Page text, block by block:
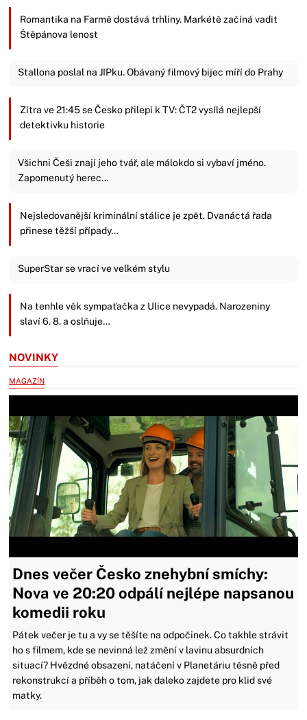
Romantika na Farmě dostává trhliny. Markétě začíná vadit
Štěpánova lenost
Stallona poslal na JIPku. Obávaný filmový bijec míří do Prahy
Zítra ve 21:45 se Česko přilepí k TV: ČT2 vysílá nejlepší
detektivku historie
Všichni Češi znají jeho tvář, ale málokdo si vybaví jméno.
Zapomenutý herec…
Nejsledovanější kriminální stálice je zpět. Dvanáctá řada
přinese těžší případy…
SuperStar se vrací ve velkém stylu
Na tenhle věk sympaťačka z Ulice nevypadá. Narozeniny
slaví 6. 8. a oslňuje…
NOVINKY
MAGAZÍN
Dnes večer Česko znehybní smíchy:
Nova ve 20:20 odpálí nejlépe napsanou
komedii roku
Pátek večer je tu a vy se těšíte na odpočinek. Co takhle strávit
ho s filmem, kde se nevinná lež změní v lavinu absurdních
situací? Hvězdné obsazení, natáčení v Planetáriu těsně před
rekonstrukcí a příběh o tom, jak daleko zajdete pro klid své
matky.